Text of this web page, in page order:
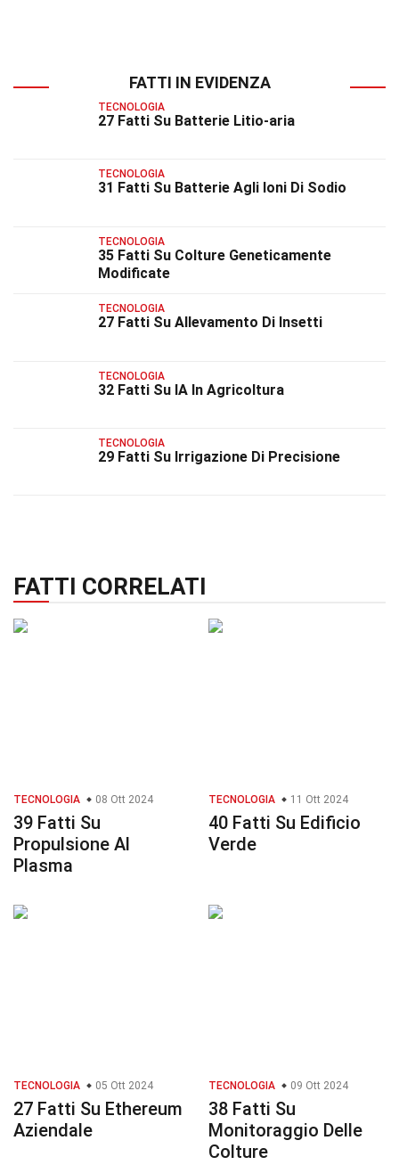
FATTI IN EVIDENZA
TECNOLOGIA
27 Fatti Su Batterie Litio-aria
TECNOLOGIA
31 Fatti Su Batterie Agli Ioni Di Sodio
TECNOLOGIA
35 Fatti Su Colture Geneticamente
Modificate
TECNOLOGIA
27 Fatti Su Allevamento Di Insetti
TECNOLOGIA
32 Fatti Su IA In Agricoltura
TECNOLOGIA
29 Fatti Su Irrigazione Di Precisione
FATTI CORRELATI
TECNOLOGIA 08 Ott 2024
39 Fatti Su
Propulsione Al
Plasma
TECNOLOGIA 11 Ott 2024
40 Fatti Su Edificio
Verde
TECNOLOGIA 05 Ott 2024
27 Fatti Su Ethereum
Aziendale
TECNOLOGIA 09 Ott 2024
38 Fatti Su
Monitoraggio Delle
Colture